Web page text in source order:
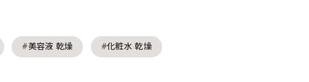
#美容液 乾燥 #化粧水 乾燥